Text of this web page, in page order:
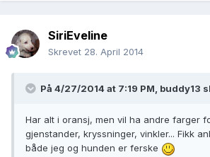
SiriEveline
Skrevet 28. April 2014
På 4/27/2014 at 7:19 PM, buddy13
Har alt i oransj, men vil ha andre farger
gjenstander, kryssninger, vinkler... Fikk
både jeg og hunden er ferske